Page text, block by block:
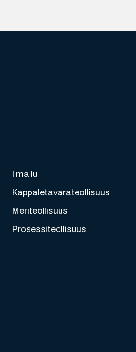
Ilmailu
Kappaletavarateollisuus
Meriteollisuus
Prosessiteollisuus